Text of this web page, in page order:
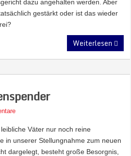
dazu angehalten werden. Aber
gestärkt oder ist das wieder
Weiterlesen
Väter nur noch reine
in unserer Stellungnahme zum neuen
dargelegt, besteht große Besorgnis,